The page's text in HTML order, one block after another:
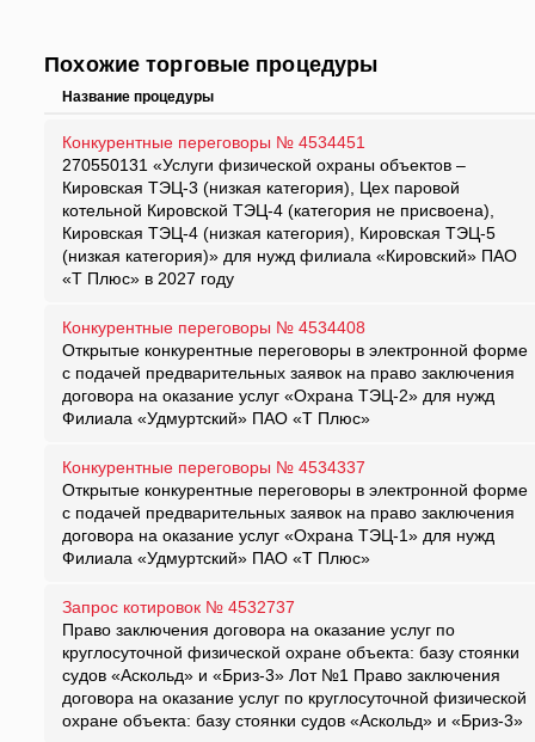
Похожие торговые процедуры
Название процедуры
Конкурентные переговоры № 4534451
270550131 «Услуги физической охраны объектов –
Кировская ТЭЦ-3 (низкая категория), Цех паровой
котельной Кировской ТЭЦ-4 (категория не присвоена),
Кировская ТЭЦ-4 (низкая категория), Кировская ТЭЦ-5
(низкая категория)» для нужд филиала «Кировский» ПАО
«Т Плюс» в 2027 году
Конкурентные переговоры № 4534408
Открытые конкурентные переговоры в электронной форме
с подачей предварительных заявок на право заключения
договора на оказание услуг «Охрана ТЭЦ-2» для нужд
Филиала «Удмуртский» ПАО «Т Плюс»
Конкурентные переговоры № 4534337
Открытые конкурентные переговоры в электронной форме
с подачей предварительных заявок на право заключения
договора на оказание услуг «Охрана ТЭЦ-1» для нужд
Филиала «Удмуртский» ПАО «Т Плюс»
Запрос котировок № 4532737
Право заключения договора на оказание услуг по
круглосуточной физической охране объекта: базу стоянки
судов «Аскольд» и «Бриз-3» Лот №1 Право заключения
договора на оказание услуг по круглосуточной физической
охране объекта: базу стоянки судов «Аскольд» и «Бриз-3»